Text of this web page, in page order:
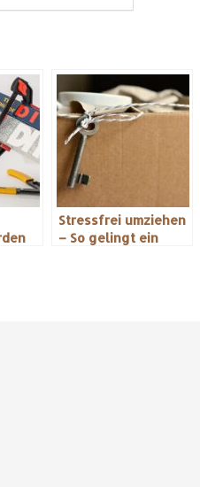
Stressfrei umziehen
– So gelingt ein